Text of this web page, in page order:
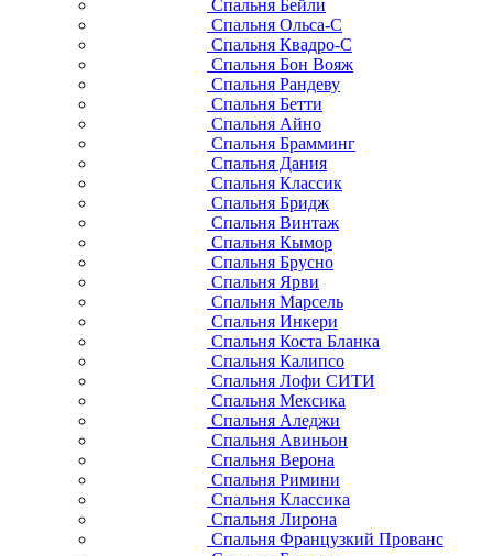
Спальня Бейли
Спальня Ольса-С
Спальня Квадро-С
Спальня Бон Вояж
Спальня Рандеву
Спальня Бетти
Спальня Айно
Спальня Брамминг
Спальня Дания
Спальня Классик
Спальня Бридж
Спальня Винтаж
Спальня Кымор
Спальня Брусно
Спальня Ярви
Спальня Марсель
Спальня Инкери
Спальня Коста Бланка
Спальня Калипсо
Спальня Лофи СИТИ
Спальня Мексика
Спальня Аледжи
Спальня Авиньон
Спальня Верона
Спальня Римини
Спальня Классика
Спальня Лирона
Спальня Французкий Прованс